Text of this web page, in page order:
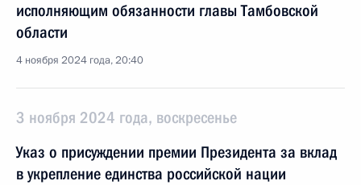
исполняющим обязанности главы Тамбовской
области
4 ноября 2024 года, 20:40
3 ноября 2024 года, воскресенье
Указ о присуждении премии Президента за вклад
в укрепление единства российской нации